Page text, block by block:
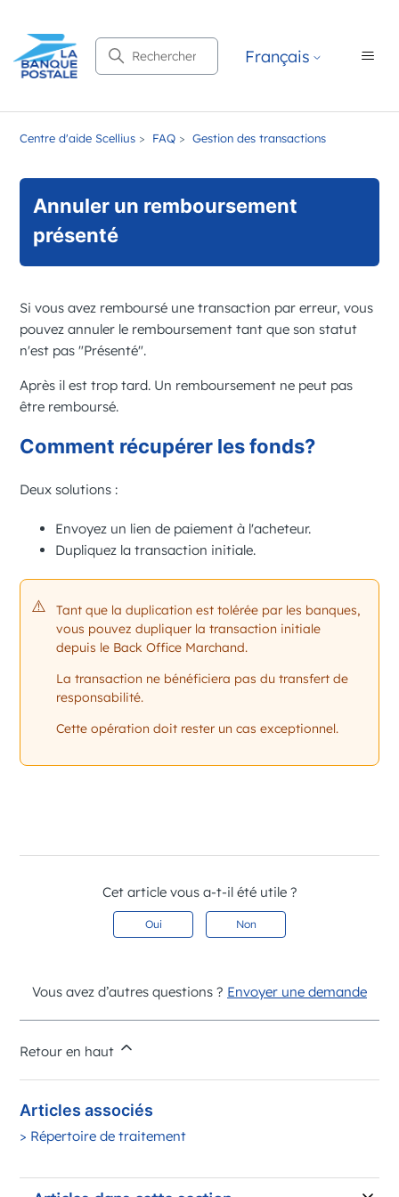
Recherche Français
Centre d'aide Scellius FAQ Gestion des transactions
Annuler un remboursement
présenté
Si vous avez remboursé une transaction par erreur, vous
pouvez annuler le remboursement tant que son statut
n'est pas "Présenté".
Après il est trop tard. Un remboursement ne peut pas
être remboursé.
Comment récupérer les fonds?
Deux solutions :
Envoyez un lien de paiement à l'acheteur.
Dupliquez la transaction initiale.
Tant que la duplication est tolérée par les banques,
vous pouvez dupliquer la transaction initiale
depuis le Back Office Marchand.
La transaction ne bénéficiera pas du transfert de
responsabilité.
Cette opération doit rester un cas exceptionnel.
Cet article vous a-t-il été utile ?
Oui Non
Vous avez d’autres questions ? Envoyer une demande
Retour en haut
Articles associés
> Répertoire de traitement